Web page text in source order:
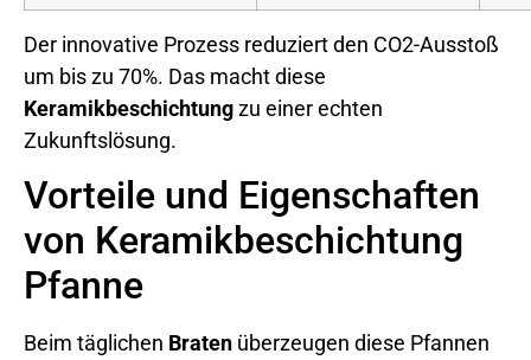
Der innovative Prozess reduziert den CO2-Ausstoß
um bis zu 70%. Das macht diese
Keramikbeschichtungzu einer echten
Zukunftslösung.
Vorteile und Eigenschaften
von Keramikbeschichtung
Pfanne
Beim täglichen Braten überzeugen diese Pfannen